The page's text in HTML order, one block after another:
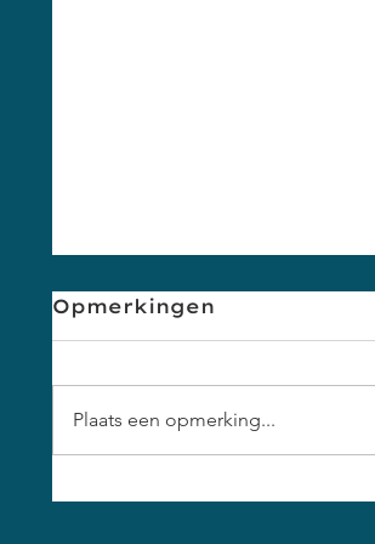
Weerstand in een
Opmerkingen
Plaats een opmerking...